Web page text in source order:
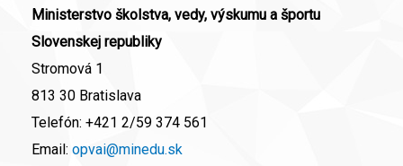
Ministerstvo školstva, vedy, výskumu a športu
Slovenskej republiky
Stromová 1
813 30 Bratislava
Telefón: +421 2/59 374 561
Email: opvai@minedu.sk